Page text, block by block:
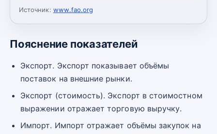
Источник: www.fao.org
Пояснение показателей
Экспорт. Экспорт показывает объёмы
поставок на внешние рынки.
Экспорт (стоимость). Экспорт в стоимостном
выражении отражает торговую выручку.
Импорт. Импорт отражает объёмы закупок на